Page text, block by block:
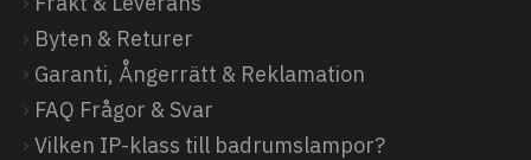
Byten & Returer
Garanti, Ångerrätt & Reklamation
FAQ Frågor & Svar
Vilken IP-klass till badrumslampor?